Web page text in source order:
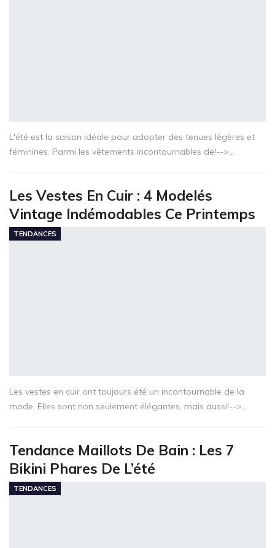
L'été est la saison idéale pour adopter des tenues légères et
féminines. Parmi les vêtements incontournables de!-->…
Les Vestes En Cuir : 4 Modelés
Vintage Indémodables Ce Printemps
TENDANCES
Les vestes en cuir ont toujours été un incontournable de la
mode. Elles sont non seulement élégantes, mais aussi!-->…
Tendance Maillots De Bain : Les 7
Bikini Phares De L’été
TENDANCES